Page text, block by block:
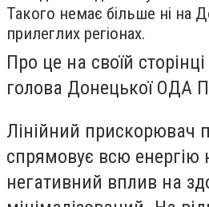
Такого немає більше ні на
прилеглих регіонах.
Про це на своїй
голова Донецької ОДА
Лінійний прискорювач
спрямовує всю енергію
негативний вплив на